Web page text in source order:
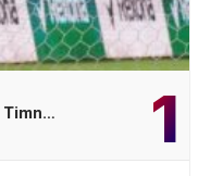
1
Timn…